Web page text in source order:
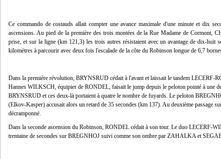
Ce commando de costauds allait compter une avance maximale d'une minute et dix
ascensions. Au pied de la première des trois montées de la Rue Madame de
prise, et sur la ligne (km 121,3) les trois autres résistaient avec un avantage de dix-huit
kilomètres à parcourir avec deux fois l'escalade de la côte du Robinson longue de 6,7
Dans la première révolution, BRYNSRUD cédait à l'avant et laissait le tandem LECERF-
Hannes WILKSCH, équipier de RONDEL, faisait le jump depuis le peloton pointé à une
BRYNSRUD et ces deux-là portaient à quatre le nombre de fuyards. Le peloton
(Elkov-Kasper) accusait alors un retard de 35 secondes (km 137). Au deuxième passage
décramponné.
Dans la seconde ascension du Robinson, RONDEL cédait à son tour. Le duo LECERF-
trentaine de secondes sur BREGNHOJ suivi comme son ombre par ZAHALKA et